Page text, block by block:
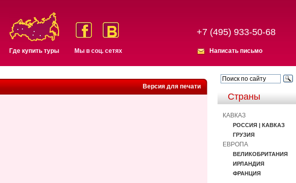
Где купить туры Мы в соц. сетях
+7 (495) 933-50-68
Написать письмо
Версия для печати
Страны
КАВКАЗ
РОССИЯ | КАВКАЗ
ГРУЗИЯ
ЕВРОПА
ВЕЛИКОБРИТАНИЯ
ИРЛАНДИЯ
ФРАНЦИЯ